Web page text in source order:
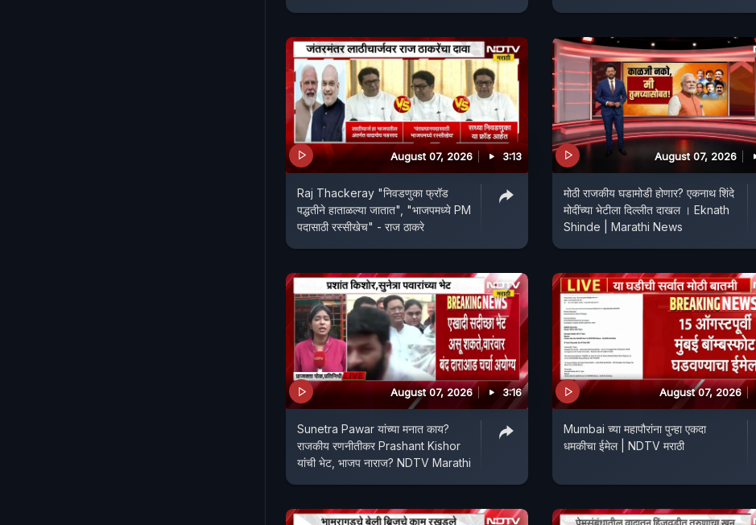
August 07, 2026 3:13
Raj Thackeray "निवडणुका फ्रॉड
पद्धतीने हाताळल्या जातात", "भाजपमध्ये PM
पदासाठी रस्सीखेच" - राज ठाकरे
August 07, 2026
मोठी राजकीय घडामोडी होणार? एकनाथ शिंदे
मोदींच्या भेटीला दिल्लीत दाखल । Eknath
Shinde | Marathi News
August 07, 2026 3:16
Sunetra Pawar यांच्या मनात काय?
राजकीय रणनीतीकर Prashant Kishor
यांची भेट, भाजप नाराज? NDTV Marathi
August 07, 2026
Mumbai च्या महापौरांना पुन्हा एकदा
धमकीचा ईमेल | NDTV मराठी